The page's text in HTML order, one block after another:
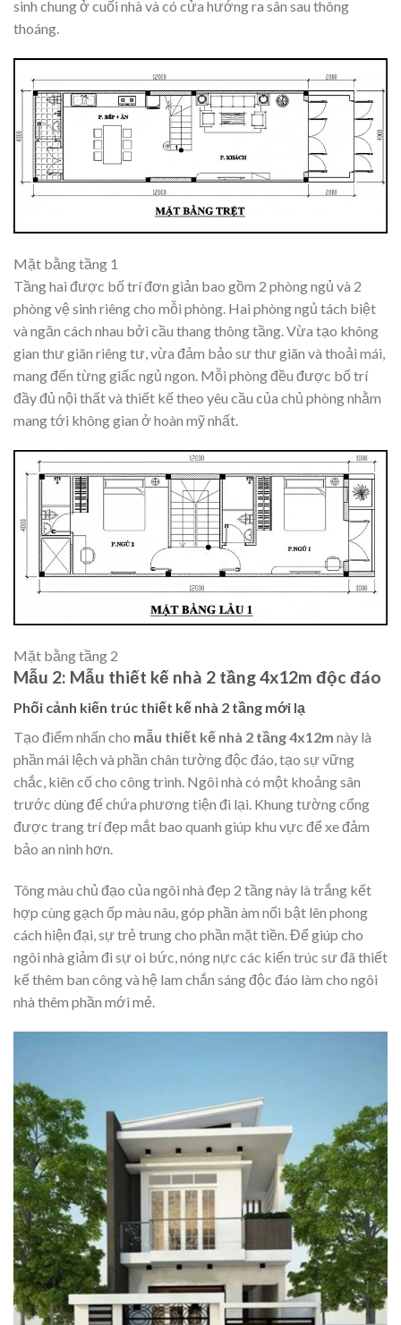
sinh chung ở cuối nhà và có cửa hướng ra sân sau thông
thoáng.
Mặt bằng tầng 1
Tầng hai được bố trí đơn giản bao gồm 2 phòng ngủ và 2
phòng vệ sinh riêng cho mỗi phòng. Hai phòng ngủ tách biệt
và ngăn cách nhau bởi cầu thang thông tầng. Vừa tạo không
gian thư giãn riêng tư, vừa đảm bảo sư thư giãn và thoải mái,
mang đến từng giấc ngủ ngon. Mỗi phòng đều được bố trí
đầy đủ nội thất và thiết kế theo yêu cầu của chủ phòng nhằm
mang tới không gian ở hoàn mỹ nhất.
Mặt bằng tầng 2
Mẫu 2: Mẫu thiết kế nhà 2 tầng 4x12m độc đáo
Phối cảnh kiến trúc thiết kế nhà 2 tầng mới lạ
Tạo điểm nhấn cho mẫu thiết kế nhà 2 tầng 4x12m này là
phần mái lệch và phần chân tường độc đáo, tạo sự vững
chắc, kiên cố cho công trình. Ngôi nhà có một khoảng sân
trước dùng để chứa phương tiện đi lại. Khung tường cổng
được trang trí đẹp mắt bao quanh giúp khu vực để xe đảm
bảo an ninh hơn.
Tông màu chủ đạo của ngôi nhà đẹp 2 tầng này là trắng kết
hợp cùng gạch ốp màu nâu, góp phần àm nổi bật lên phong
cách hiện đại, sự trẻ trung cho phần mặt tiền. Để giúp cho
ngôi nhà giảm đi sự oi bức, nóng nực các kiến trúc sư đã thiết
kế thêm ban công và hệ lam chắn sáng độc đáo làm cho ngôi
nhà thêm phần mới mẻ.